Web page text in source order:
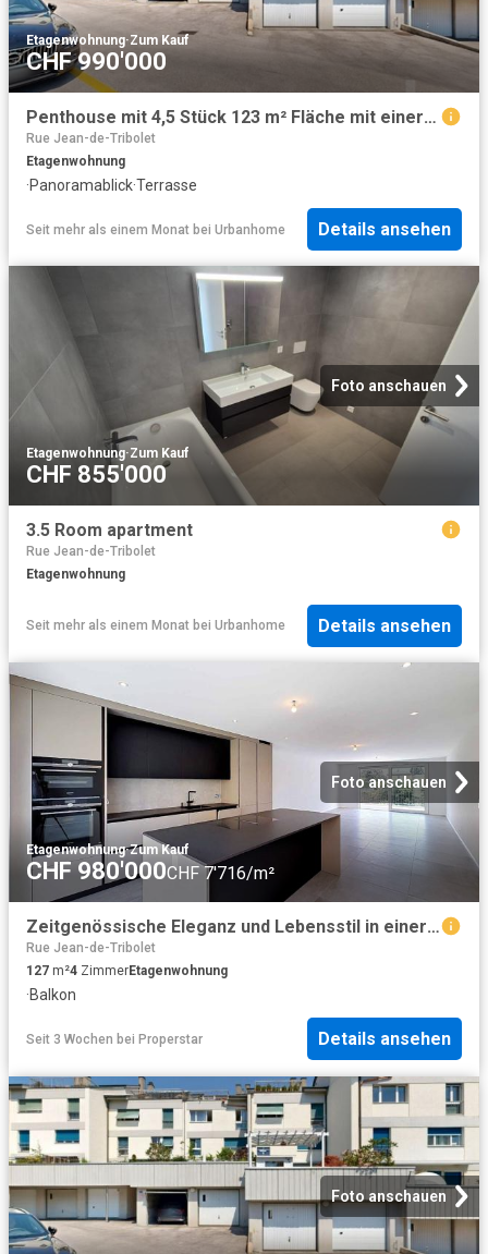
Etagenwohnung·Zum Kauf
CHF 990'000
Penthouse mit 4,5 Stück 123 m² Fläche mit einer Terrasse von 37 m² und Panoramablick auf das Meer
Rue Jean-de-Tribolet
Etagenwohnung
·Panoramablick·Terrasse
Seit mehr als einem Monat bei Urbanhome Details ansehen
Foto anschauen
Etagenwohnung·Zum Kauf
CHF 855'000
3.5 Room apartment
Rue Jean-de-Tribolet
Etagenwohnung
Seit mehr als einem Monat bei Urbanhome Details ansehen
Foto anschauen
Etagenwohnung·Zum Kauf
CHF 980'000CHF 7'716/m²
Zeitgenössische Eleganz und Lebensstil in einer neuen Wohnung
Rue Jean-de-Tribolet
127 m²4 ZimmerEtagenwohnung
·Balkon
Seit 3 Wochen bei Properstar Details ansehen
Foto anschauen